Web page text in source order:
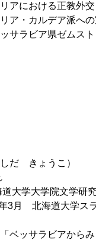
における正教外交
・カルデア派への
ラビア県ゼムスト
だ きょうこ）
大学大学院文学研
3月 北海道大学ス
ベッサラビアから